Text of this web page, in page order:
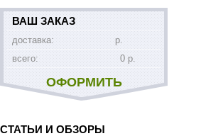
ВАШ ЗАКАЗ
доставка:
р.
всего:
0 р.
ОФОРМИТЬ
СТАТЬИ И ОБЗОРЫ